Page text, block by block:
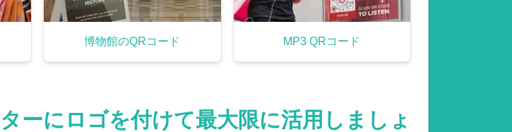
博物館のQRコード MP3 QRコード
ーにロゴを付けて最大限に活用しましょ